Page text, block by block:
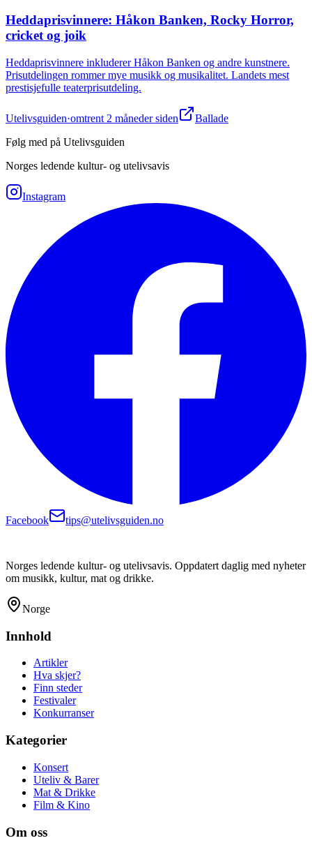
Heddaprisvinnere: Håkon Banken, Rocky Horror,
cricket og joik
Heddaprisvinnere inkluderer Håkon Banken og andre kunstnere.
Prisutdelingen rommer mye musikk og musikalitet. Landets mest
prestisjefulle teaterprisutdeling.
Utelivsguiden·omtrent 2 måneder siden
Ballade
Følg med på Utelivsguiden
Norges ledende kultur- og utelivsavis
Instagram
Facebook tips@utelivsguiden.no
Norges ledende kultur- og utelivsavis. Oppdatert daglig med nyheter
om musikk, kultur, mat og drikke.
Norge
Innhold
Artikler
Hva skjer?
Finn steder
Festivaler
Konkurranser
Kategorier
Konsert
Uteliv & Barer
Mat & Drikke
Film & Kino
Om oss